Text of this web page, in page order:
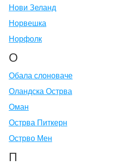
Нови Зеланд
Норвешка
Норфолк
О
Обала слоноваче
Оландска Острва
Оман
Острва Питкерн
Острво Мен
П